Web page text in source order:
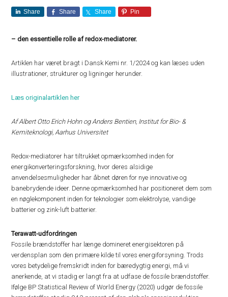
Share Share Share Pin
– den essentielle rolle af redox-mediatorer.
Artiklen har været bragt i Dansk Kemi nr. 1/2024 og kan læses uden
illustrationer, strukturer og ligninger herunder.
Læs originalartiklen her
Af Albert Otto Erich Hohn og Anders Bentien, Institut for Bio- &
Kemiteknologi, Aarhus Universitet
Redox-mediatorer har tiltrukket opmærksomhed inden for
energikonverteringsforskning, hvor deres alsidige
anvendelsesmuligheder har åbnet døren for nye innovative og
banebrydende ideer. Denne opmærksomhed har positioneret dem som
en nøglekomponent inden for teknologier som elektrolyse, vandige
batterier og zink-luft batterier.
Terawatt-udfordringen
Fossile brændstoffer har længe domineret energisektoren på
verdensplan som den primære kilde til vores energiforsyning. Trods
vores betydelige fremskridt inden for bæredygtig energi, må vi
anerkende, at vi stadig er langt fra at udfase de fossile brændstoffer.
Ifølge BP Statistical Review of World Energy (2020) udgør de fossile